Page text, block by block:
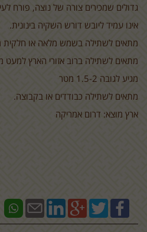
גדולים שמכירים צורה של נוצה, פורח
אינו עמיד ליובש דורש השקיה בינונית.
מתאים לשתילה בשמש מלאה או חלקית
מתאים לשתילה ברוב אזורי הארץ למעט
מגיע לגובה 1.5-2 מטר
מתאים לשתילה כבודדים או בקבוצה.
ארץ מוצא: דרום אמריקה